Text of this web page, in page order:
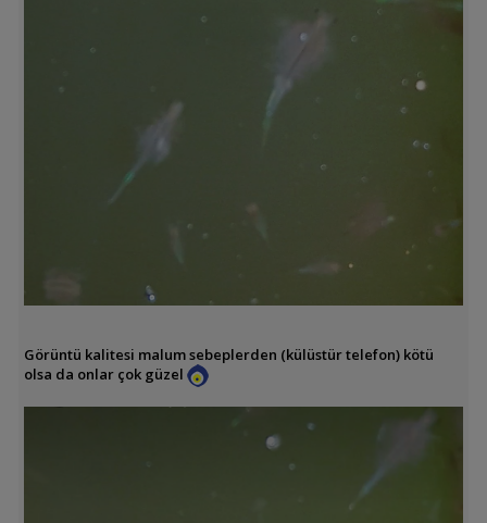
Görüntü kalitesi malum sebeplerden (külüstür telefon) kötü
olsa da onlar çok güzel